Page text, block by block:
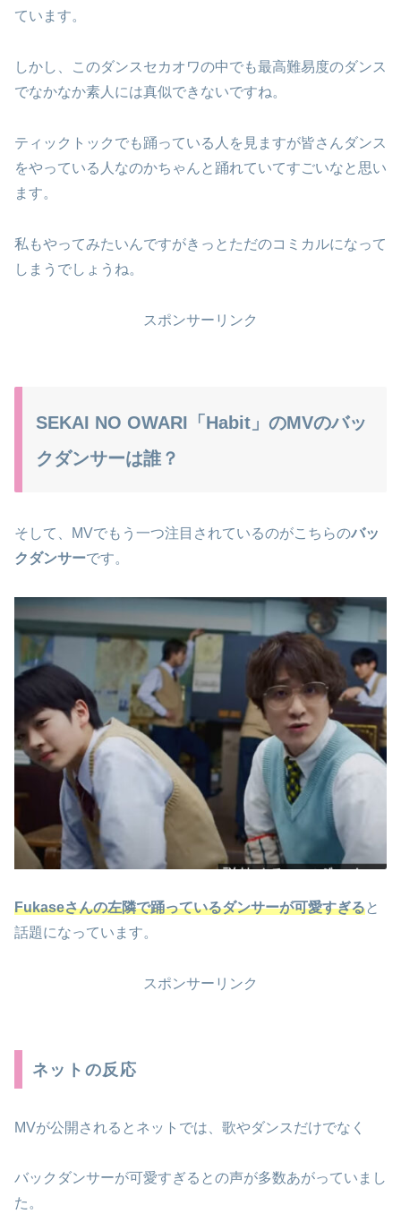
ています。
しかし、このダンスセカオワの中でも最高難易度のダンス
でなかなか素人には真似できないですね。
ティックトックでも踊っている人を見ますが皆さんダンス
をやっている人なのかちゃんと踊れていてすごいなと思い
ます。
私もやってみたいんですがきっとただのコミカルになって
しまうでしょうね。
スポンサーリンク
SEKAI NO OWARI「Habit」のMVのバッ
クダンサーは誰？
そして、MVでもう一つ注目されているのがこちらのバッ
クダンサーです。
Fukaseさんの左隣で踊っているダンサーが可愛すぎると
話題になっています。
スポンサーリンク
ネットの反応
MVが公開されるとネットでは、歌やダンスだけでなく
バックダンサーが可愛すぎるとの声が多数あがっていまし
た。